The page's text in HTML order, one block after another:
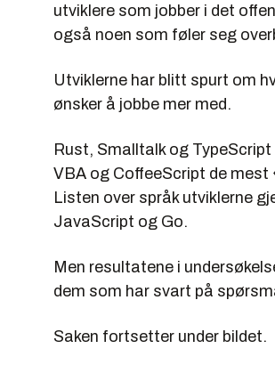
utviklere som jobber i det
også noen som føler seg
Utviklerne har blitt spurt om
ønsker å jobbe mer med.
Rust, Smalltalk og
VBA og CoffeeScript de mest
Listen over språk utviklerne
JavaScript og Go.
Men resultatene i
dem som har svart på
Saken fortsetter under bildet.